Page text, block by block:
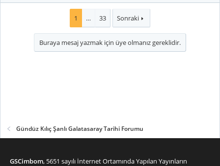
1 … 33 Sonraki
Buraya mesaj yazmak için üye olmanız gereklidir.
Gündüz Kılıç Şanlı Galatasaray Tarihi Forumu
GSCimbom, 5651 sayılı İnternet Ortamında Yapılan Yayınların